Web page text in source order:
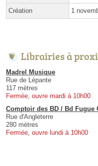
Création 1
Librairies à
Madrel Musique
Rue de Lépante
117 mètres
Fermée, ouvre mardi à 10h00
Comptoir des BD / Bd Fugue
Rue d'Angleterre
280 mètres
Fermée, ouvre lundi à 10h00